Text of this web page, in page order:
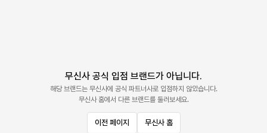
무신사 공식 입점 브랜드가 아닙니다.
해당 브랜드는 무신사에 공식 파트너사로 입점하지 않았습니다.
무신사 홈에서 다른 브랜드를 둘러보세요.
이전 페이지 무신사 홈